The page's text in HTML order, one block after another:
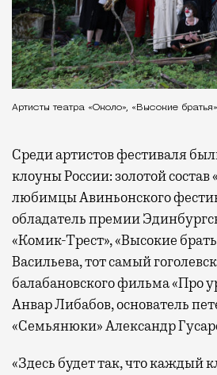
Артисты театра «Около», «Высокие
Среди артистов фестиваля
клоуны России: золотой состав
любимцы Авиньонского
обладатель премии
«Комик-Трест», «Высокие
Васильева, тот самый
балабановского фильма «Про
Анвар Либабов, основатель
«Семьянюки» Александр
«Здесь будет так, что каждый